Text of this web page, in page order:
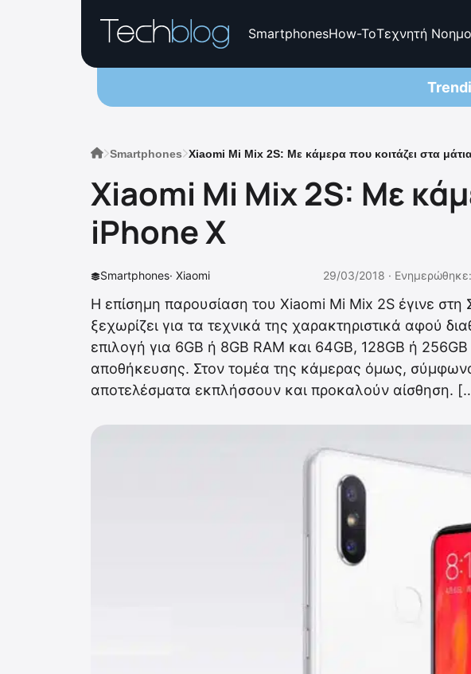
SmartphonesHow-ToΤεχνητή
Smartphones Xiaomi Mi Mix 2S: Με κάμερα που κοιτάζει στα
Xiaomi Mi Mix 2S: Με
iPhone X
Smartphones· Xiaomi 29/03/2018 ·
Η επίσημη παρουσίαση του Xiaomi Mi Mix 2S έγινε
ξεχωρίζει για τα τεχνικά της χαρακτηριστικά αφού
επιλογή για 6GB ή 8GB RAM και 64GB, 128GB ή
αποθήκευσης. Στον τομέα της κάμερας όμως,
αποτελέσματα εκπλήσσουν και προκαλούν αίσθηση.